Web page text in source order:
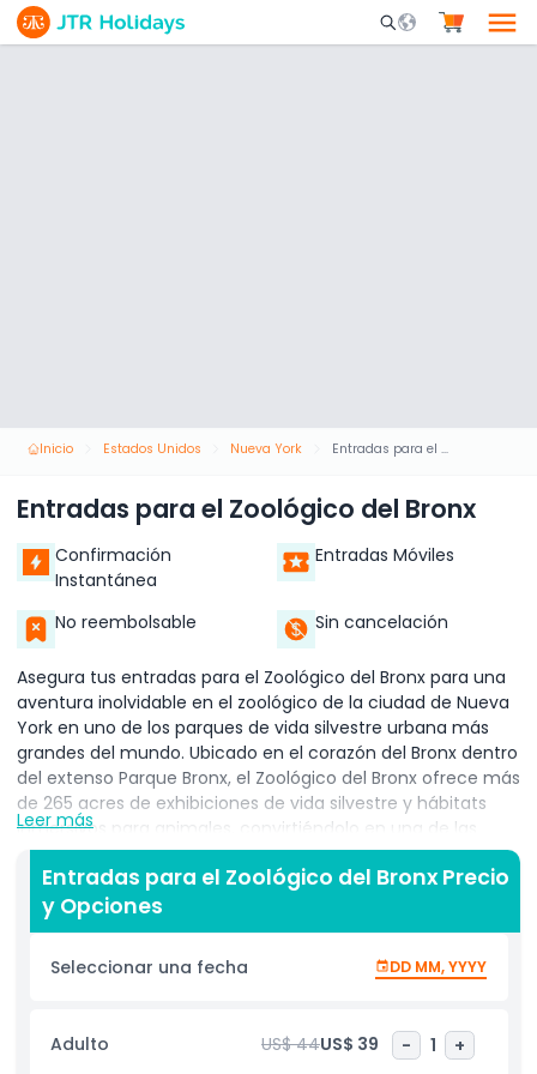
Mobile Search
Inicio Estados Unidos Nueva York Entradas para el Zoológico del Bronx
Entradas para el Zoológico del Bronx
Confirmación
Instantánea
Entradas Móviles
No reembolsable Sin cancelación
Asegura tus entradas para el Zoológico del Bronx para una
aventura inolvidable en el zoológico de la ciudad de Nueva
York en uno de los parques de vida silvestre urbana más
grandes del mundo. Ubicado en el corazón del Bronx dentro
del extenso Parque Bronx, el Zoológico del Bronx ofrece más
de 265 acres de exhibiciones de vida silvestre y hábitats
inmersivos para animales, convirtiéndolo en una de las
principales atracciones familiares en NYC. Con tu entrada
al Zoológico del Bronx, explorarás las icónicas Llanuras
Africanas, hogar de majestuosos leones, jirafas y
rinocerontes; pasearás por la exuberante Selva de Gorilas
del Congo para encontrarte con gorilas occidentales de
tierras bajas en un hábitat de libre recorrido; y refrescarás
reptiles y mariposas. Asegúrate de ver las demostraciones
en vivo de alimentación de animales y charlas de
Leer más
Entradas para el Zoológico del Bronx Precio
y Opciones
Seleccionar una fecha DD MM, YYYY
Adulto US$ 44US$ 39 - 1 +